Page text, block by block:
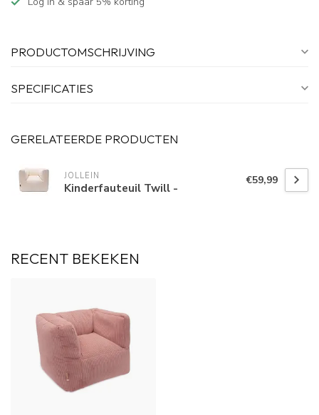
PRODUCTOMSCHRIJVING
SPECIFICATIES
GERELATEERDE PRODUCTEN
JOLLEIN
Kinderfauteuil Twill - €59,99
RECENT BEKEKEN